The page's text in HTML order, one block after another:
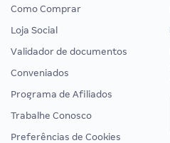
Como Comprar
Loja Social
Validador de documentos
Conveniados
Programa de Afiliados
Trabalhe Conosco
Preferências de Cookies